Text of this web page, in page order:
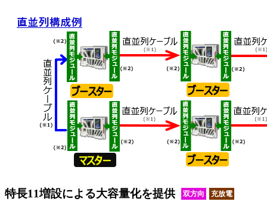
特長11増設による大容量化を提供 双方向 充放電